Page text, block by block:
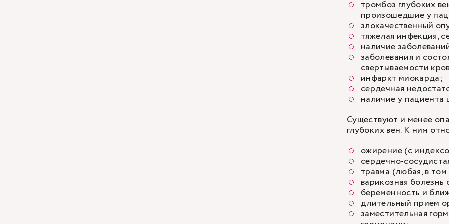
тромбоз глубоких
произошедшие у
злокачественный
тяжелая инфекция,
наличие
заболевания и
свертываемости
инфаркт миокарда;
сердечная
наличие у пациента
Существуют и менее
глубоких вен. К ним
ожирение (с
сердечно-
травма (любая, в
варикозная
беременность и
длительный прием
заместительная